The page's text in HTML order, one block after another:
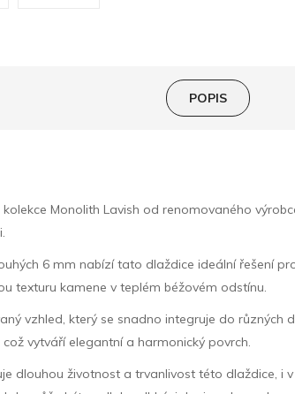
POPIS
Monolith Lavish od renomovaného
6 mm nabízí tato dlaždice ideální řešení
texturu kamene v teplém béžovém odstínu.
vzhled, který se snadno integruje do různých
vytváří elegantní a harmonický povrch.
dlouhou životnost a trvanlivost této dlaždice,